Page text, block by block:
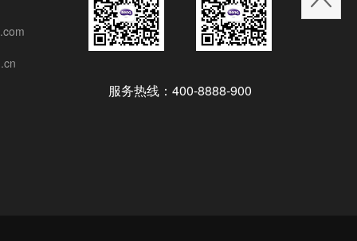
服务热线：400-8888-900